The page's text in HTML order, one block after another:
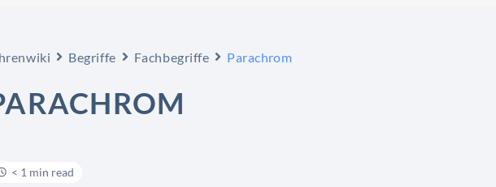
Begriffe Fachbegriffe Parachrom
< 1 min read